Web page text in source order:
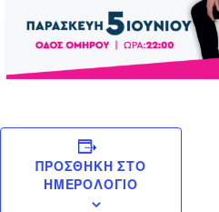
ΠΡΟΣΘΉΚΗ ΣΤΟ
ΗΜΕΡΟΛΌΓΙΟ